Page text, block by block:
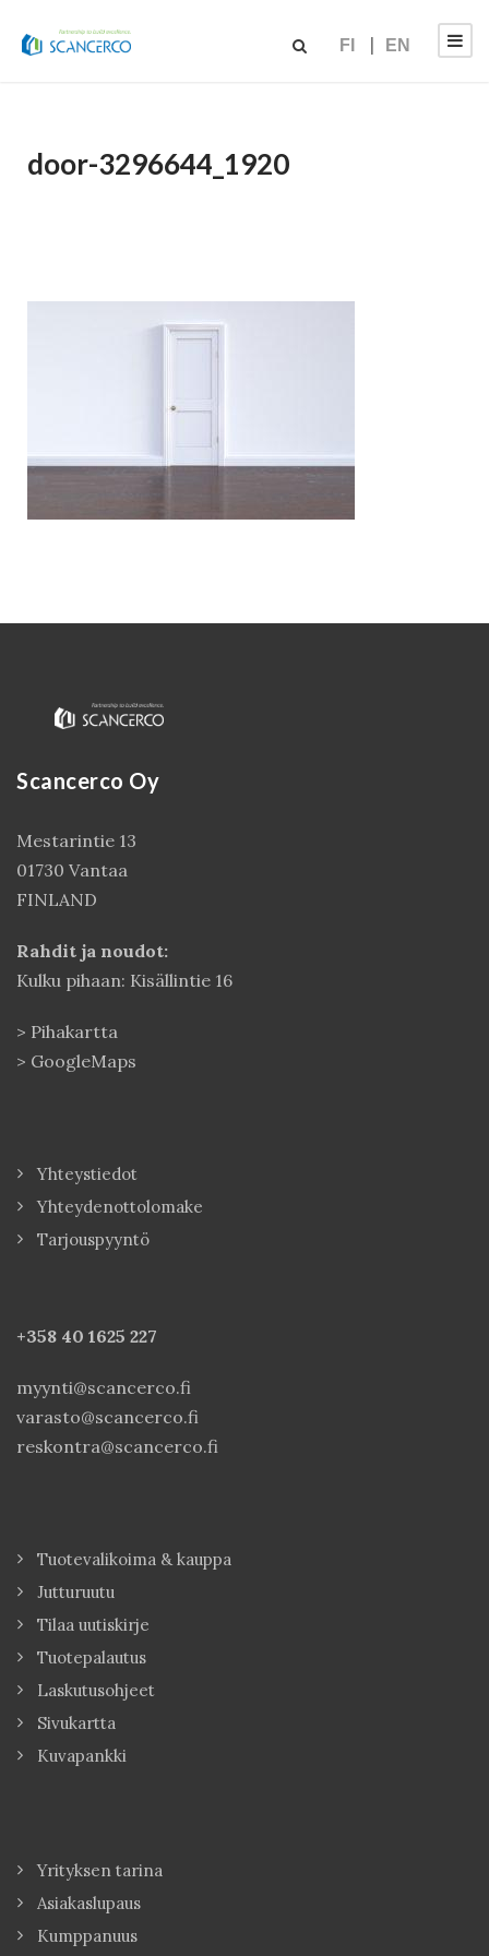
FI EN
door-3296644_1920
Scancerco Oy
Mestarintie 13
01730 Vantaa
FINLAND
Rahdit ja noudot:
Kulku pihaan: Kisällintie 16
> Pihakartta
> GoogleMaps
Yhteystiedot
Yhteydenottolomake
Tarjouspyyntö
+358 40 1625 227
myynti@scancerco.fi
varasto@scancerco.fi
reskontra@scancerco.fi
Tuotevalikoima & kauppa
Jutturuutu
Tilaa uutiskirje
Tuotepalautus
Laskutusohjeet
Sivukartta
Kuvapankki
Yrityksen tarina
Asiakaslupaus
Kumppanuus